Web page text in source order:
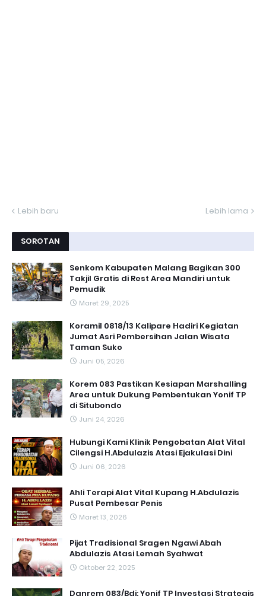
Lebih baru Lebih lama
SOROTAN
Senkom Kabupaten Malang Bagikan 300
Takjil Gratis di Rest Area Mandiri untuk
Pemudik
Maret 29, 2025
Koramil 0818/13 Kalipare Hadiri Kegiatan
Jumat Asri Pembersihan Jalan Wisata
Taman Suko
Juni 05, 2026
Korem 083 Pastikan Kesiapan Marshalling
Area untuk Dukung Pembentukan Yonif TP
di Situbondo
Juni 24, 2026
Hubungi Kami Klinik Pengobatan Alat Vital
Cilengsi H.Abdulazis Atasi Ejakulasi Dini
Juni 06, 2026
Ahli Terapi Alat Vital Kupang H.Abdulazis
Pusat Pembesar Penis
Maret 13, 2026
Pijat Tradisional Sragen Ngawi Abah
Abdulazis Atasi Lemah Syahwat
Oktober 22, 2025
Danrem 083/Bdj: Yonif TP Investasi Strategis